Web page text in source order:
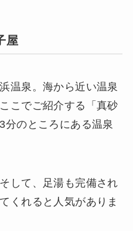
屋
温泉。海から近い温泉
こでご紹介する「真砂
分のところにある温泉
して、足湯も完備され
くれると人気がありま